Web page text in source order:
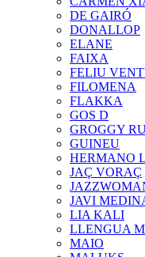
DE GAIRÓ
DONALLOP
ELANE
FAIXA
FELIU
FILOMENA
FLAKKA
GOS D
GROGGY
GUINEU
HERMANO L
JAÇ VORAÇ
JAVI
LIA KALI
LLENGUA
MAIO